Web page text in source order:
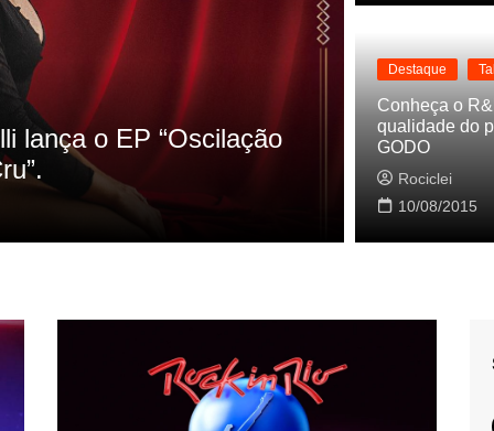
referencias do clipe de
Destaque
Cynthia
Baleiro
Rociclei
Destaque
Conheça o
qualidade do
GODO
Rociclei
10/08/2015